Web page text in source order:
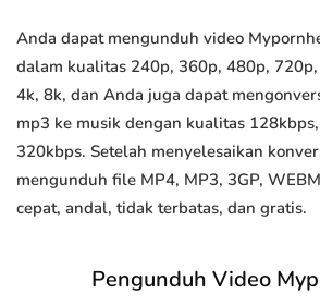
Anda dapat mengunduh video
dalam kualitas 240p, 360p, 480p,
4k, 8k, dan Anda juga dapat
mp3 ke musik dengan kualitas
320kbps. Setelah menyelesaikan
mengunduh file MP4, MP3, 3GP,
cepat, andal, tidak terbatas, dan gratis.
Pengunduh Video